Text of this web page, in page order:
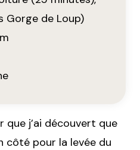
Gorge de Loup)
que j’ai découvert que
côté pour la levée du